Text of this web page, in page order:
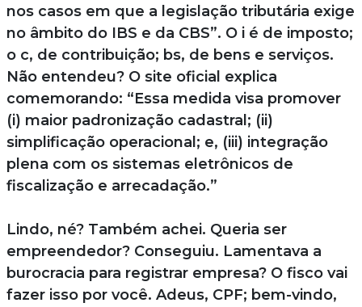
nos casos em que a legislação tributária exige
no âmbito do IBS e da CBS”. O i é de imposto;
o c, de contribuição; bs, de bens e serviços.
Não entendeu? O site oficial explica
comemorando: “Essa medida visa promover
(i) maior padronização cadastral; (ii)
simplificação operacional; e, (iii) integração
plena com os sistemas eletrônicos de
fiscalização e arrecadação.”
Lindo, né? Também achei. Queria ser
empreendedor? Conseguiu. Lamentava a
burocracia para registrar empresa? O fisco vai
fazer isso por você. Adeus, CPF; bem-vindo,